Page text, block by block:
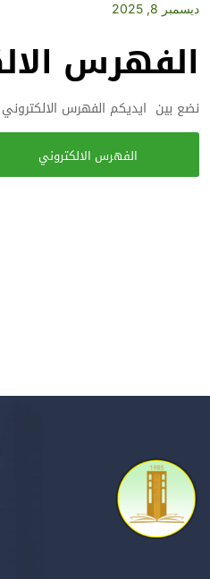
ديسمبر 8, 2025
الفهرس
نضع بين ايديكم الفهرس الالكتروني
الفهرس الالكتروني